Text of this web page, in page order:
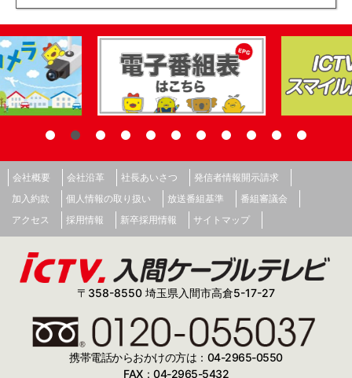
会社概要 会社沿革 社長あいさつ
発信者情報開示請求
加入約款
個人情報の取り扱い 放送番組基準
番組審議会
アクセス
採用情報 新卒採用情報 サイトマップ
〒358-8550 埼玉県入間市高倉5-17-27
携帯電話からおかけの方は：04-2965-0550
FAX：04-2965-5432